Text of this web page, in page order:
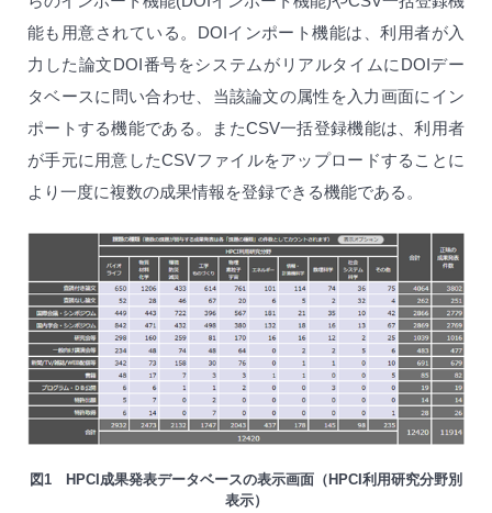
能も用意されている。DOIインポート機能は、利用者が入
力した論文DOI番号をシステムがリアルタイムにDOIデー
タベースに問い合わせ、当該論文の属性を入力画面にイン
ポートする機能である。またCSV一括登録機能は、利用者
が手元に用意したCSVファイルをアップロードすることに
より一度に複数の成果情報を登録できる機能である。
図1 HPCI成果発表データベースの表示画面（HPCI利用研究分野別
表示）